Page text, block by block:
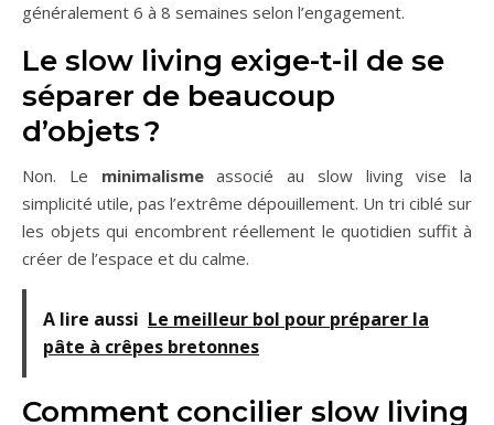
généralement 6 à 8 semaines selon l’engagement.
Le slow living exige-t-il de se
séparer de beaucoup
d’objets ?
Non. Le minimalismeassocié au slow living vise la
simplicité utile, pas l’extrême dépouillement. Un tri ciblé sur
les objets qui encombrent réellement le quotidien suffit à
créer de l’espace et du calme.
A lire aussi Le meilleur bol pour préparer la
pâte à crêpes bretonnes
Comment concilier slow living